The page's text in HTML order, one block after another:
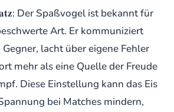
Der Spaßvogel ist bekannt für
Art. Er kommuniziert
lacht über eigene Fehler
mehr als eine Quelle der Freude
Diese Einstellung kann das Eis
bei Matches mindern,